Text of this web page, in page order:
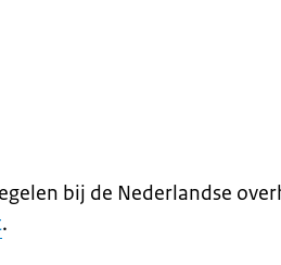
bij de Nederlandse
.